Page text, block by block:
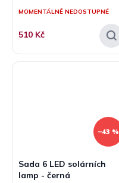
MOMENTÁLNĚ NEDOSTUPNÉ
510 Kč
–43 %
Sada 6 LED solárních
lamp - černá